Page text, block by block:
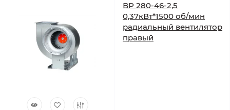
ВР 280-46-2,5
0,37кВт*1500 об/мин
радиальный вентилятор
правый